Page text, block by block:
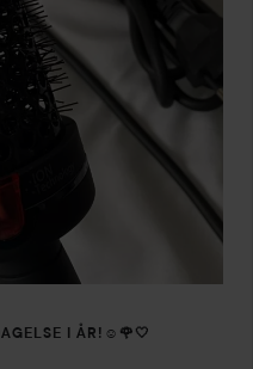
I ÅR!☺️🌹🤍